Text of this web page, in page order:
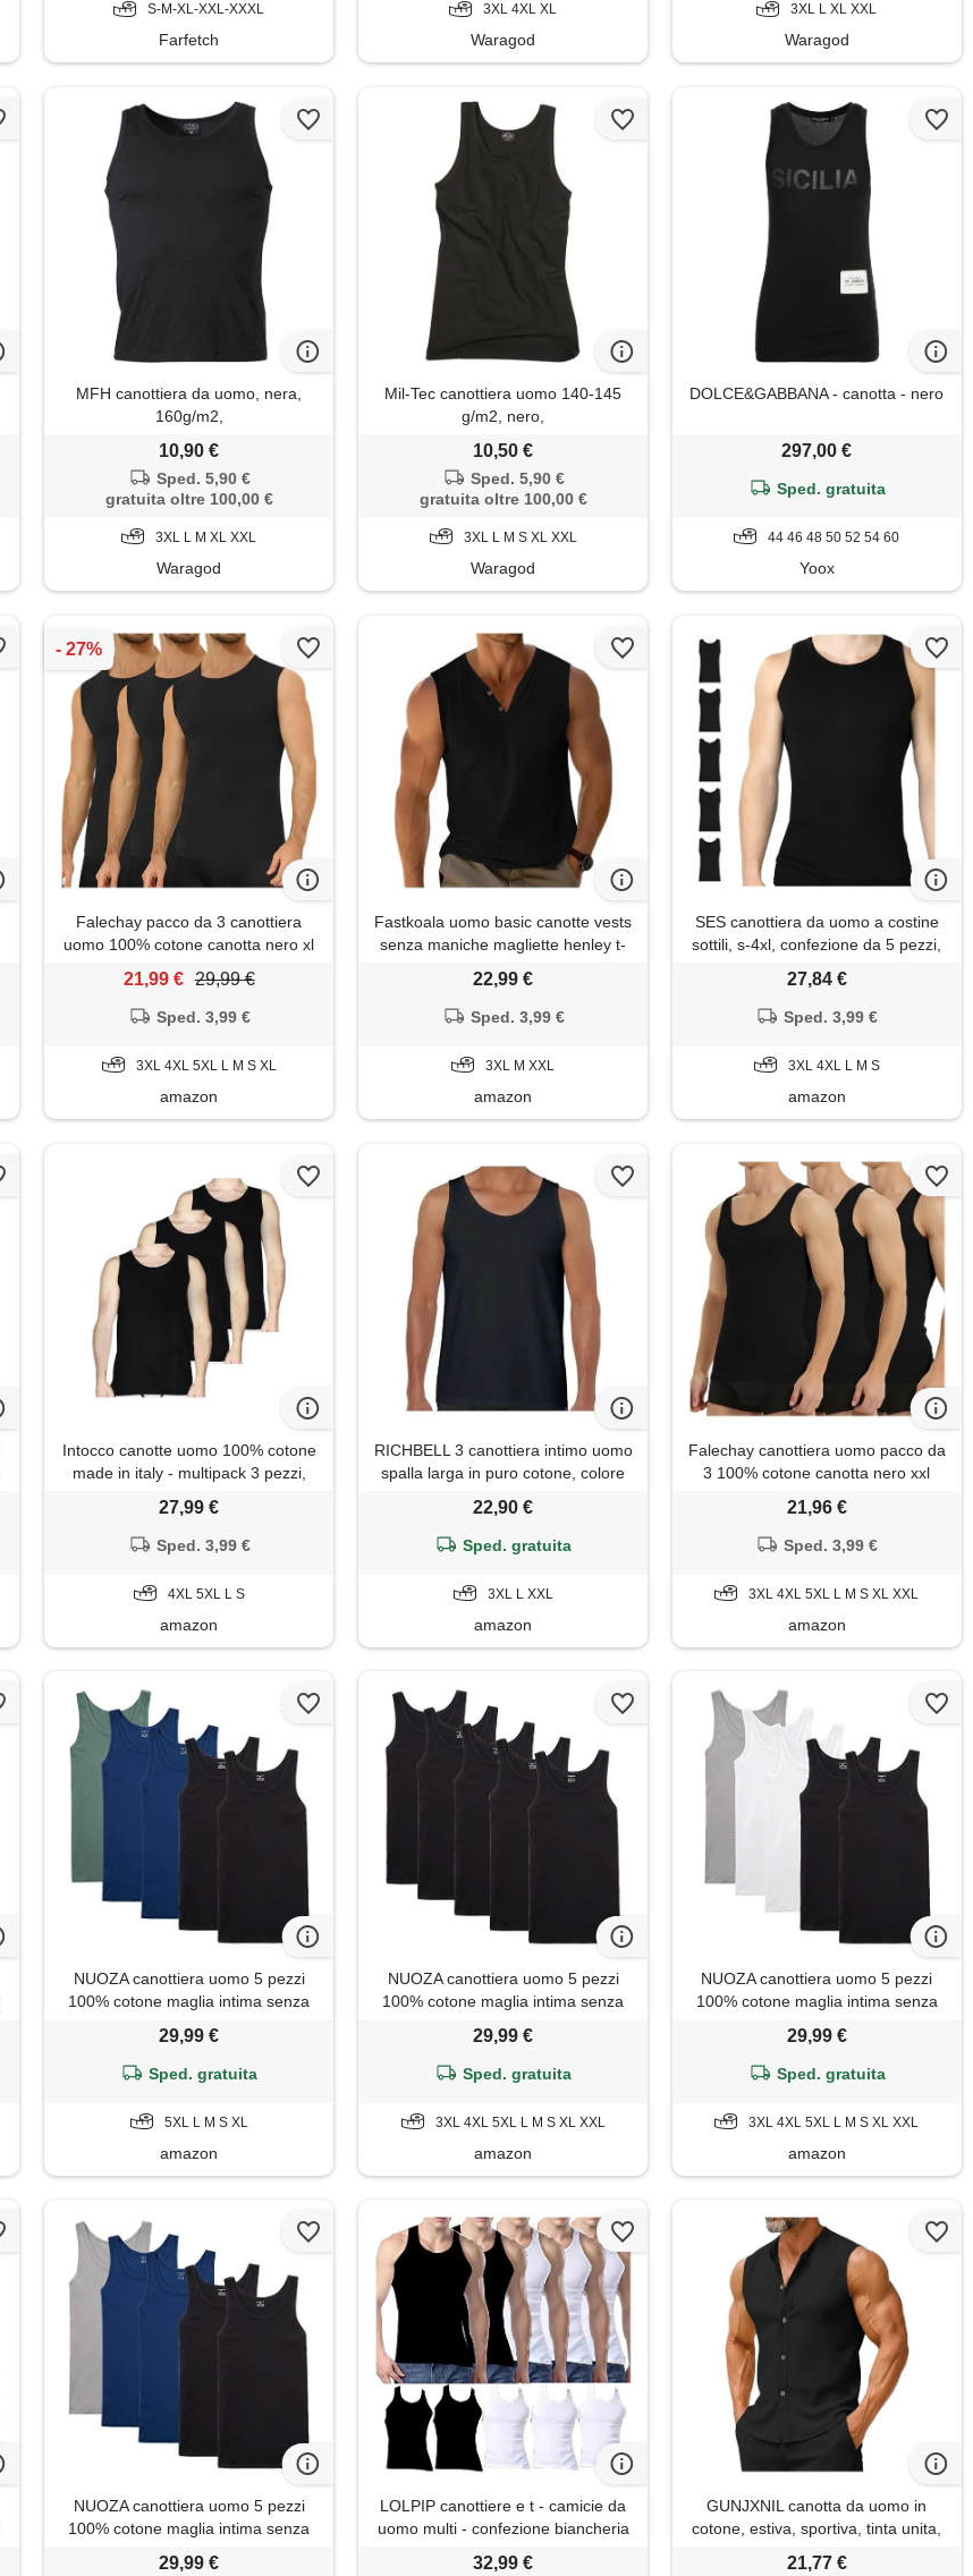
S-M-XL-XXL-XXXL
Farfetch
3XL 4XL XL
Waragod
3XL L XL XXL
Waragod
MFH canottiera da uomo, nera,
160g/m2,
10,90 €
Sped. 5,90 €
gratuita oltre 100,00 €
3XL L M XL XXL
Waragod
Mil-Tec canottiera uomo 140-145
g/m2, nero,
10,50 €
Sped. 5,90 €
gratuita oltre 100,00 €
3XL L M S XL XXL
Waragod
DOLCE&GABBANA - canotta - nero
297,00 €
Sped. gratuita
44 46 48 50 52 54 60
Yoox
Falechay pacco da 3 canottiera
uomo 100% cotone canotta nero xl
21,99 € 29,99 €
Sped. 3,99 €
3XL 4XL 5XL L M S XL
amazon
Fastkoala uomo basic canotte vests
senza maniche magliette henley t-
morbido stretch nero m
22,99 €
Sped. 3,99 €
3XL M XXL
amazon
SES canottiera da uomo a costine
sottili, s-4xl, confezione da 5 pezzi,
con vestibilità aderente, nero , s
27,84 €
Sped. 3,99 €
3XL 4XL L M S
amazon
Intocco canotte uomo 100% cotone
made in italy - multipack 3 pezzi,
lavorazione artigianale, alta qualità
e comfort duraturo (l, nero)
27,99 €
Sped. 3,99 €
4XL 5XL L S
amazon
RICHBELL 3 canottiera intimo uomo
spalla larga in puro cotone, colore
s alla xxxl, prodotto italiano (7(xxl))
22,90 €
Sped. gratuita
3XL L XXL
amazon
Falechay canottiera uomo pacco da
3 100% cotone canotta nero xxl
21,96 €
Sped. 3,99 €
3XL 4XL 5XL L M S XL XXL
amazon
NUOZA canottiera uomo 5 pezzi
100% cotone maglia intima senza
29,99 €
Sped. gratuita
5XL L M S XL
amazon
NUOZA canottiera uomo 5 pezzi
100% cotone maglia intima senza
29,99 €
Sped. gratuita
3XL 4XL 5XL L M S XL XXL
amazon
NUOZA canottiera uomo 5 pezzi
100% cotone maglia intima senza
29,99 €
Sped. gratuita
3XL 4XL 5XL L M S XL XXL
amazon
NUOZA canottiera uomo 5 pezzi
100% cotone maglia intima senza
maniche
29,99 €
LOLPIP canottiere e t - camicie da
uomo multi - confezione biancheria
intima in cotone basic solid color
32,99 €
GUNJXNIL canotta da uomo in
cotone, estiva, sportiva, tinta unita,
con bottoni, leggera, traspirante,
21,77 €